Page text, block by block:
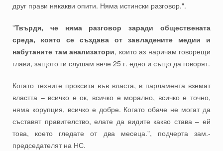
друг прави някакви опити. Няма истински разговор.".
"Твърдя, че няма разговор заради обществената
среда, която се създава от завладените медии и
набутаните там анализатори, които аз наричам говорещи
глави, защото ги слушам вече 25 г. едно и също да говорят.
Когато техните проксита във власта, в парламента вземат
властта – всичко е ок, всичко е морално, всичко е точно,
няма корупция, всичко е добре. Когато обаче не могат да
съставят правителство, елате да видите какво става – ей
това, което гледате от два месеца.", подчерта зам.-
председателят на НС.